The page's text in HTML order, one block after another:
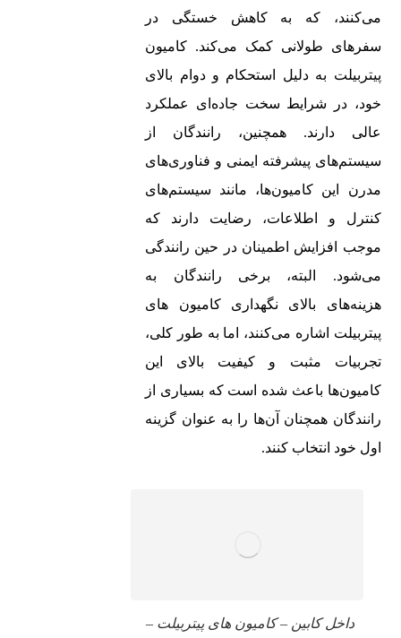
می‌کنند، که به کاهش خستگی در
سفرهای طولانی کمک می‌کند. کامیون‌
پیتربیلت به دلیل استحکام و دوام بالای
خود، در شرایط سخت جاده‌ای عملکرد
عالی دارند. همچنین، رانندگان از
سیستم‌های پیشرفته ایمنی و فناوری‌های
مدرن این کامیون‌ها، مانند سیستم‌های
کنترل و اطلاعات، رضایت دارند که
موجب افزایش اطمینان در حین رانندگی
می‌شود. البته، برخی رانندگان به
هزینه‌های بالای نگهداری کامیون‌ های
پیتربیلت اشاره می‌کنند، اما به طور کلی،
تجربیات مثبت و کیفیت بالای این
کامیون‌ها باعث شده است که بسیاری از
رانندگان همچنان آن‌ها را به عنوان گزینه
اول خود انتخاب کنند.
داخل کابین – کامیون‌ های پیتربیلت –